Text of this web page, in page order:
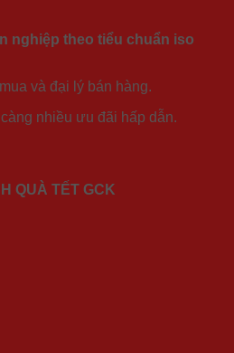
nghiệp theo tiểu chuẩn iso
và đại lý bán hàng.
nhiều ưu đãi hấp dẫn.
QUÀ TẾT GCK